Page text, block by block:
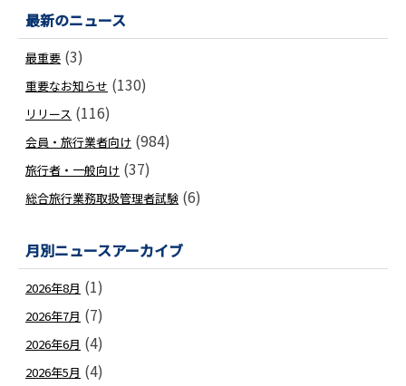
最新のニュース
最重要 (3)
重要なお知らせ (130)
リリース (116)
会員・旅行業者向け (984)
旅行者・一般向け (37)
総合旅行業務取扱管理者試験 (6)
月別ニュースアーカイブ
2026年8月 (1)
2026年7月 (7)
2026年6月 (4)
2026年5月 (4)